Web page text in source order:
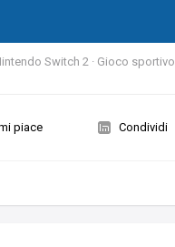
Switch 2 · Gioco sportivo
piace Condividi